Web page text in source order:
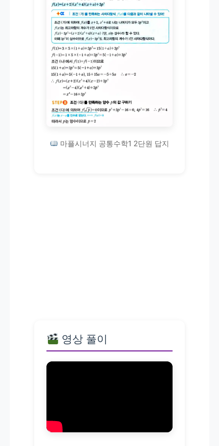
마플시너지 공통수학1 2단원 답지
영상 풀이